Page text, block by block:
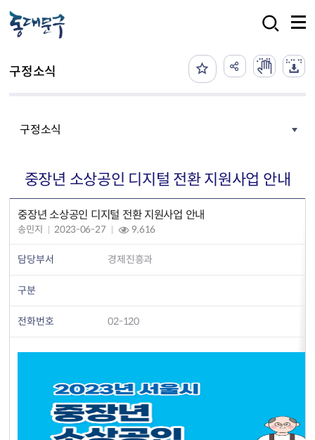
구정소식
구정소식
중장년 소상공인 디지털 전환 지원사업 안내
중장년 소상공인 디지털 전환 지원사업 안내
송민지 2023-06-27 9,616
담당부서 경제진흥과
구분
전화번호 02-120